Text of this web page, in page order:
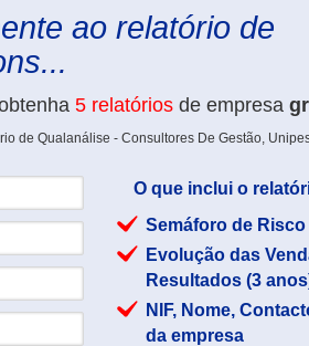
ao relatório de
5 relatórios de empresa
de Qualanálise - Consultores De Gestão,
O que inclui o
Semáforo de Risco
Evolução das
Resultados (3
NIF, Nome,
da empresa